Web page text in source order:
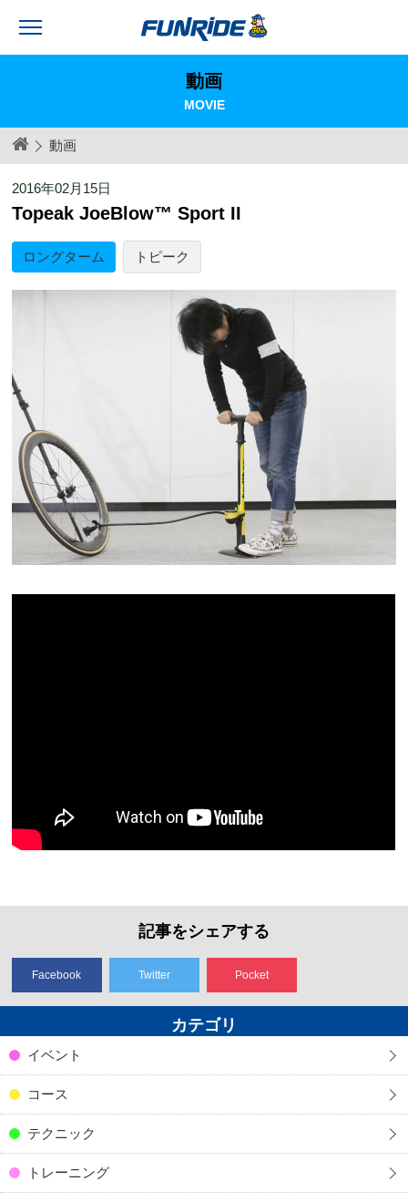
動画
MOVIE
動画
2016年02月15日
Topeak JoeBlow™ Sport II
ロングターム トピーク
記事をシェアする
Facebook Twitter Pocket
カテゴリ
イベント
コース
テクニック
トレーニング